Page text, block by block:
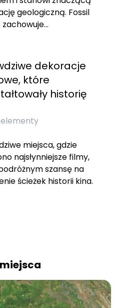
geologiczną. Fossil
dekoracje
które
historię
elementy
miejsca, gdzie
najsłynniejsze filmy,
szansę na
ścieżek historii kina.